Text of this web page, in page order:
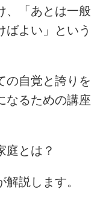
、「あとは一般
ばよい」という
自覚と誇りを
なるための講座
とは？
説します。